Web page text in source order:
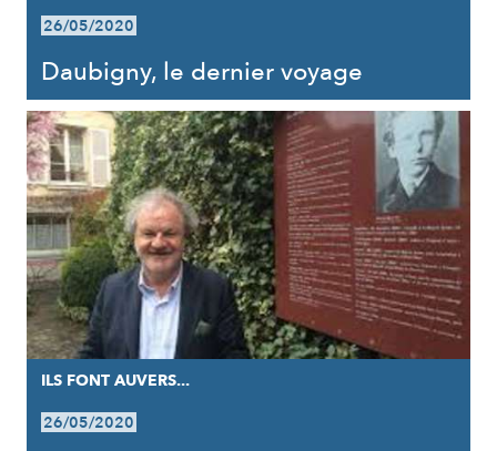
26/05/2020
Daubigny, le dernier voyage
ILS FONT AUVERS...
26/05/2020